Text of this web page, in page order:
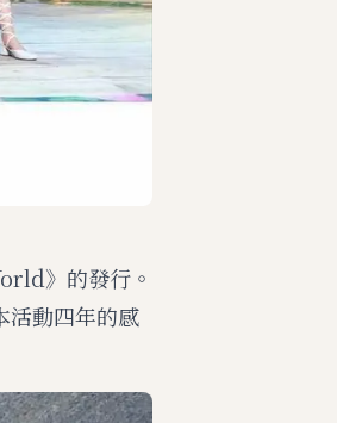
》的發行。
活動四年的感